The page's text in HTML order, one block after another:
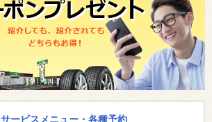
サービスメニュー・各種予約